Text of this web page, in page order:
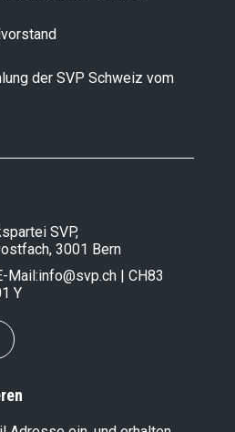
der SVP Schweiz vom
SVP,
3001 Bern
Mail:info@svp.ch | CH83
Y